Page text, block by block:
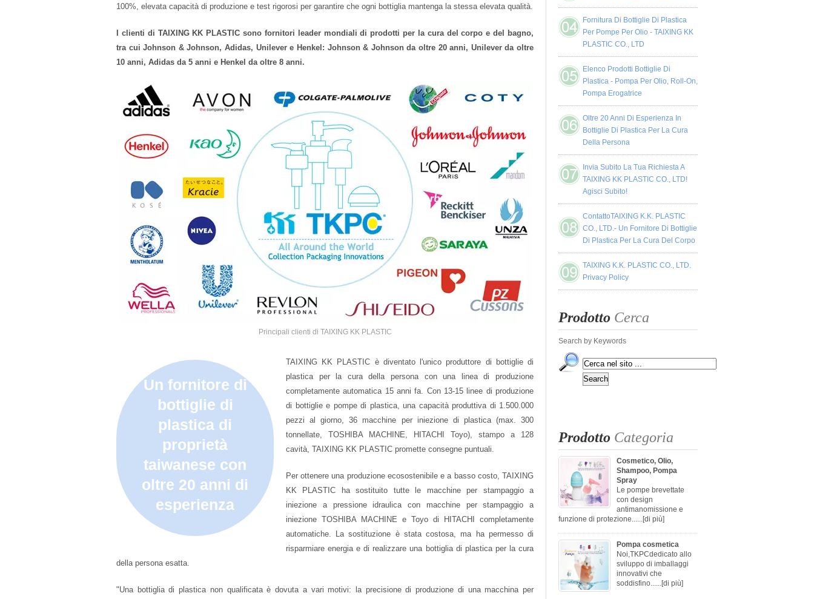
100%, elevata capacità di produzione e test rigorosi per garantire che ogni bottiglia mantenga la stessa elevata qualità.
I clienti di TAIXING KK PLASTIC sono fornitori leader mondiali di prodotti per la cura del corpo e del bagno,
tra cui Johnson & Johnson, Adidas, Unilever e Henkel: Johnson & Johnson da oltre 20 anni, Unilever da oltre
10 anni, Adidas da 5 anni e Henkel da oltre 8 anni.
Principali clienti di TAIXING KK PLASTIC
Un fornitore di
bottiglie di
plastica di
proprietà
taiwanese con
oltre 20 anni di
esperienza
TAIXING KK PLASTIC è diventato l'unico produttore di bottiglie di
plastica per la cura della persona con una linea di produzione
completamente automatica 15 anni fa. Con 13-15 linee di produzione
di bottiglie e pompe di plastica, una capacità produttiva di 1.500.000
pezzi al giorno, 36 macchine per iniezione di plastica (max. 300
tonnellate, TOSHIBA MACHINE, HITACHI Toyo), stampo a 128
cavità, TAIXING KK PLASTIC promette consegne puntuali.
Per ottenere una produzione ecosostenibile e a basso costo, TAIXING
KK PLASTIC ha sostituito tutte le macchine per stampaggio a
iniezione a pressione idraulica con macchine per stampaggio a
iniezione TOSHIBA MACHINE e Toyo di HITACHI completamente
automatiche. La sostituzione è stata costosa, ma ha permesso di
risparmiare energia e di realizzare una bottiglia di plastica per la cura
della persona esatta.
"Una bottiglia di plastica non qualificata è dovuta a vari motivi: la precisione di produzione di una macchina per
Fornitura Di Bottiglie Di Plastica
Per Pompe Per Olio - TAIXING KK
PLASTIC CO., LTD
Elenco Prodotti Bottiglie Di
Plastica - Pompa Per Olio, Roll-On,
Pompa Erogatrice
Oltre 20 Anni Di Esperienza In
Bottiglie Di Plastica Per La Cura
Della Persona
Invia Subito La Tua Richiesta A
TAIXING KK PLASTIC CO., LTD!
Agisci Subito!
ContattoTAIXING K.K. PLASTIC
CO., LTD.- Un Fornitore Di Bottiglie
Di Plastica Per La Cura Del Corpo
TAIXING K.K. PLASTIC CO., LTD.
Privacy Policy
Prodotto Cerca
Search by Keywords
Prodotto Categoria
Cosmetico, Olio,
Shampoo, Pompa
Spray
Le pompe brevettate
con design
antimanomissione e
funzione di protezione......[di più]
Pompa cosmetica
Noi,TKPCdedicato allo
sviluppo di imballaggi
innovativi che
soddisfino......[di più]